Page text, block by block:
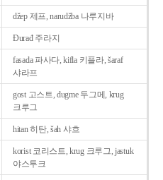
džep 제프, narudžba 나루지바
Ðurađ 주라지
fasada 파사다, kifla 키플라, šaraf
샤라프
gost 고스트, dugme 두그메, krug
크루그
hitan 히탄, šah 샤흐
korist 코리스트, krug 크루그, jastuk
야스투크